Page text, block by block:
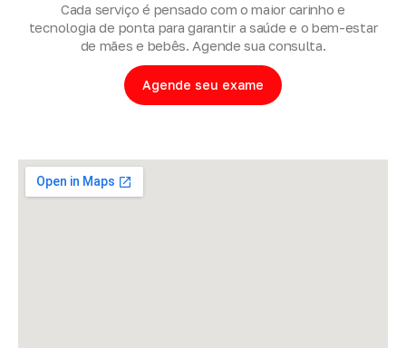
Cada serviço é pensado com o maior carinho e
tecnologia de ponta para garantir a saúde e o bem-estar
de mães e bebês. Agende sua consulta.
Agende seu exame